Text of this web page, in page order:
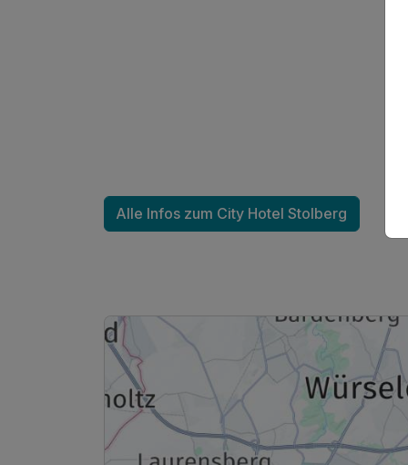
Alle Infos zum City Hotel Stolberg